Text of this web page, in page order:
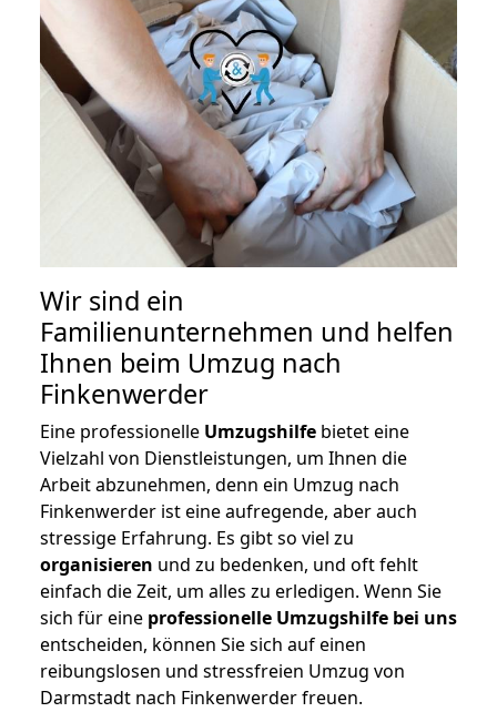
Wir sind ein
Familienunternehmen und helfen
Ihnen beim Umzug nach
Finkenwerder
Eine professionelle Umzugshilfe bietet eine
Vielzahl von Dienstleistungen, um Ihnen die
Arbeit abzunehmen, denn ein Umzug nach
Finkenwerder ist eine aufregende, aber auch
stressige Erfahrung. Es gibt so viel zu
organisieren und zu bedenken, und oft fehlt
einfach die Zeit, um alles zu erledigen. Wenn Sie
sich für eine professionelle Umzugshilfe bei uns
entscheiden, können Sie sich auf einen
reibungslosen und stressfreien Umzug von
Darmstadt nach Finkenwerder freuen.